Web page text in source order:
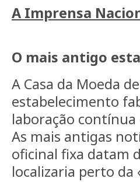
A Imprensa
O mais antigo
A Casa da Moeda
estabelecimento
laboração contínua
As mais antigas
oficinal fixa datam
localizaria perto da